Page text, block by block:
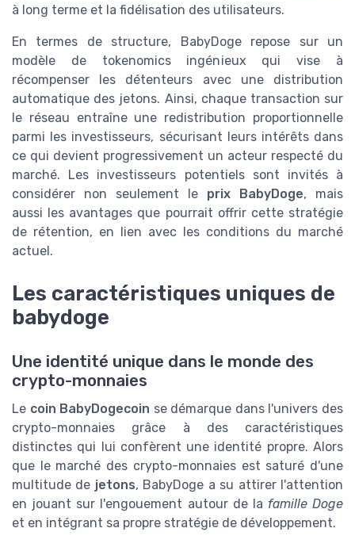
à long terme et la fidélisation des utilisateurs.
En termes de structure, BabyDoge repose sur un
modèle de tokenomics ingénieux qui vise à
récompenser les détenteurs avec une distribution
automatique des jetons. Ainsi, chaque transaction sur
le réseau entraîne une redistribution proportionnelle
parmi les investisseurs, sécurisant leurs intérêts dans
ce qui devient progressivement un acteur respecté du
marché. Les investisseurs potentiels sont invités à
considérer non seulement le prix BabyDoge, mais
aussi les avantages que pourrait offrir cette stratégie
de rétention, en lien avec les conditions du marché
actuel.
Les caractéristiques uniques de
babydoge
Une identité unique dans le monde des
crypto-monnaies
Le coin BabyDogecoin se démarque dans l'univers des
crypto-monnaies grâce à des caractéristiques
distinctes qui lui confèrent une identité propre. Alors
que le marché des crypto-monnaies est saturé d'une
multitude de jetons, BabyDoge a su attirer l'attention
en jouant sur l'engouement autour de la famille Doge
et en intégrant sa propre stratégie de développement.